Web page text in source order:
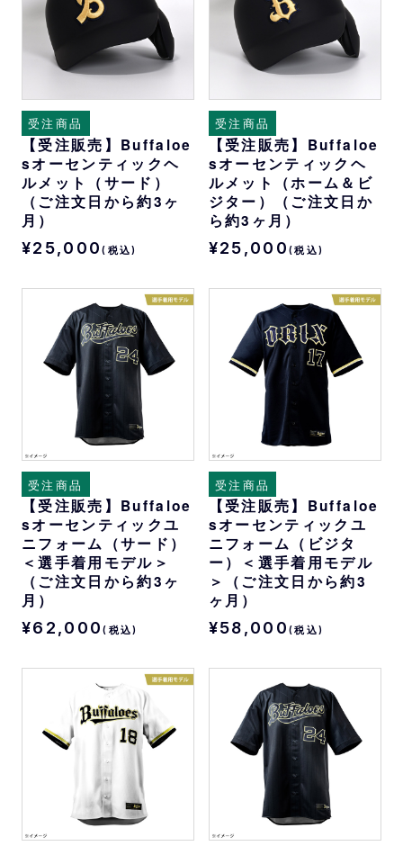
受注商品
【受注販売】Buffaloe
sオーセンティックヘ
ルメット（サード）
（ご注文日から約3ヶ
月）
¥25,000(税込)
受注商品
【受注販売】Buffaloe
sオーセンティックヘ
ルメット（ホーム＆ビ
ジター）（ご注文日か
ら約3ヶ月）
¥25,000(税込)
受注商品
【受注販売】Buffaloe
sオーセンティックユ
ニフォーム（サード）
＜選手着用モデル＞
（ご注文日から約3ヶ
月）
¥62,000(税込)
受注商品
【受注販売】Buffaloe
sオーセンティックユ
ニフォーム（ビジタ
ー）＜選手着用モデル
＞（ご注文日から約3
ヶ月）
¥58,000(税込)